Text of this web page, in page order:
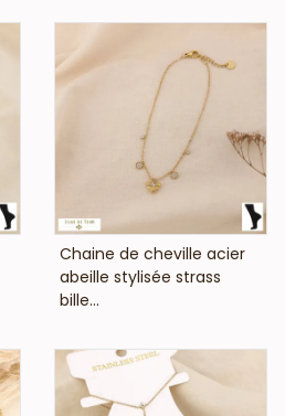
VOIR LE PRIX
Chaine de cheville acier
abeille stylisée strass
bille...